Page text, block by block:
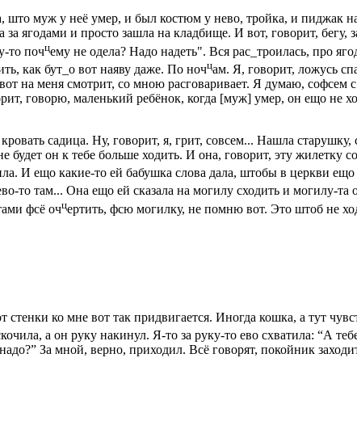
што муж у неё умер, и был костюм у нево, тройка, и пиджак
ягодами и просто зашла на кладбище. И вот, говорит, бегу,
то почцему не одела? Надо надеть". Вся рас_троилась, про
как бут_о вот наяву даже. По ночцам. Я, говорит, ложусь
вот на меня смотрит, со мною расговаривает. Я думаю,
говорю, маленький ребёнок, когда [муж] умер, он ещо
садица. Ну, говорит, я, грит, совсем... Нашла
он к тебе больше ходить. И она, говорит, эту жилетку
И ещо какие-то ей бабушка слова дала, штобы в церкви ещо
то там... Она ещо ей сказала на могилу сходить и могилу-та
фсё очцертить, фсю могилку, не помню вот. Это штоб не
ко мне вот так придвигается. Иногда кошка, а тут
а он руку накинул. Я-то за руку-то ево схватила: “А
За мной, верно, приходил. Всё говорят, покойник